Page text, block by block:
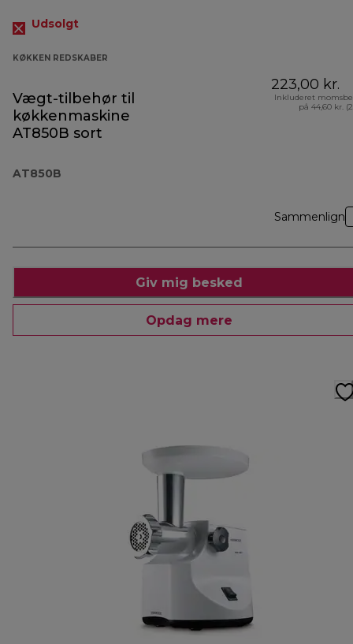
Udsolgt
KØKKEN REDSKABER
Vægt-tilbehør til
køkkenmaskine
AT850B sort
AT850B
223,00 kr.
Inkluderet
på 44,60 kr.
Sammenlign
Giv mig besked
Opdag mere